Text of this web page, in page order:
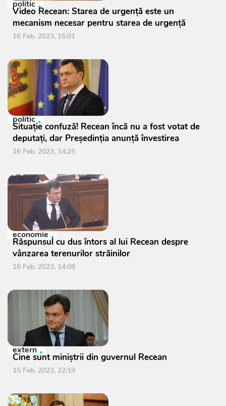
politic
Video Recean: Starea de urgență este un
mecanism necesar pentru starea de urgență
16 Feb. 2023, 15:01
politic
Situație confuză! Recean încă nu a fost votat de
deputați, dar Președinția anunță învestirea
16 Feb. 2023, 14:25
economie
Răspunsul cu dus întors al lui Recean despre
vânzarea terenurilor străinilor
16 Feb. 2023, 14:08
extern
Cine sunt miniștrii din guvernul Recean
15 Feb. 2023, 22:19